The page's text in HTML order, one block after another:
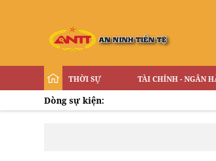
THỜI SỰ TÀI CHÍNH - NGÂN
Dòng sự kiện: